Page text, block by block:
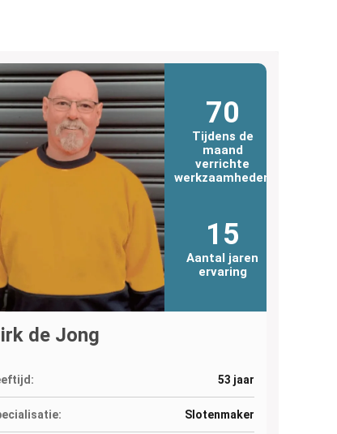
70
Tijdens de
maand
verrichte
werkzaamheden
15
Aantal jaren
ervaring
de Jong
53 jaar
Slotenmaker